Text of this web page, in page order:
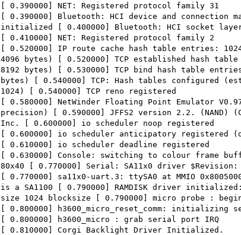
[ 0.390000] NET: Registered protocol family 31
[ 0.390000] Bluetooth: HCI device and connection
initialized [ 0.400000] Bluetooth: HCI socket
[ 0.410000] NET: Registered protocol family 2
[ 0.520000] IP route cache hash table entries:
4096 bytes) [ 0.520000] TCP established hash
8192 bytes) [ 0.530000] TCP bind hash table
bytes) [ 0.540000] TCP: Hash tables configured
1024) [ 0.540000] TCP reno registered
[ 0.580000] NetWinder Floating Point Emulator
precision) [ 0.590000] JFFS2 version 2.2. (NAND)
Inc. [ 0.600000] io scheduler noop registered
[ 0.600000] io scheduler anticipatory registered
[ 0.610000] io scheduler deadline registered
[ 0.630000] Console: switching to colour frame
80x40 [ 0.770000] Serial: SA11x0 driver $Revision:
[ 0.770000] sa11x0-uart.3: ttySA0 at MMIO
is a SA1100 [ 0.790000] RAMDISK driver
size 1024 blocksize [ 0.790000] micro probe :
[ 0.800000] h3600_micro_reset_comm: initializing
[ 0.800000] h3600_micro : grab serial port IRQ
[ 0.810000] Corgi Backlight Driver Initialized.